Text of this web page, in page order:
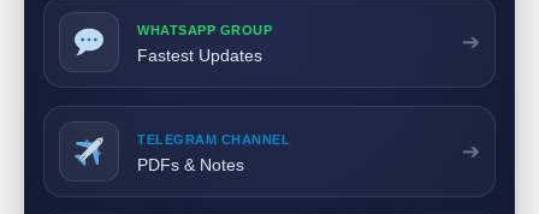
WHATSAPP GROUP
Fastest Updates
➔
TELEGRAM CHANNEL
PDFs & Notes
➔